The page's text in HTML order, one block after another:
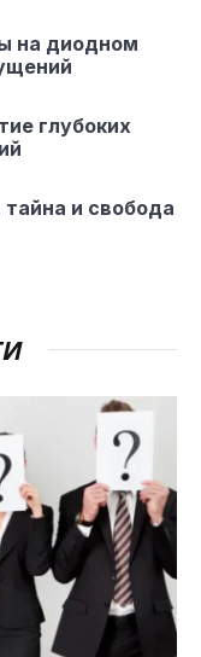
на диодном
глубоких
и свобода